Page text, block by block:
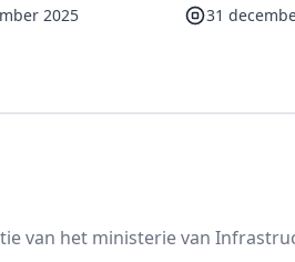
2025 31
van het ministerie van